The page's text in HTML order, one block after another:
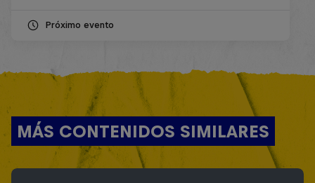
Próximo evento
MÁS CONTENIDOS SIMILARES